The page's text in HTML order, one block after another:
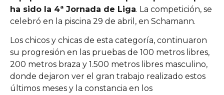
ha sido la 4ª Jornada de Liga. La competición, se
celebró en la piscina 29 de abril, en Schamann.
Los chicos y chicas de esta categoría, continuaron
su progresión en las pruebas de 100 metros libres,
200 metros braza y 1.500 metros libres masculino,
donde dejaron ver el gran trabajo realizado estos
últimos meses y la constancia en los